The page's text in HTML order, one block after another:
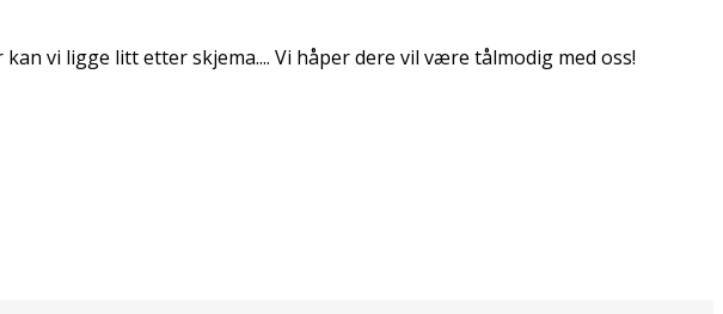
vi ligge litt etter skjema.... Vi håper dere vil være tålmodig med oss!